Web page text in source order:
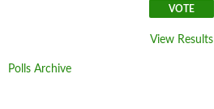
View Results
Polls Archive